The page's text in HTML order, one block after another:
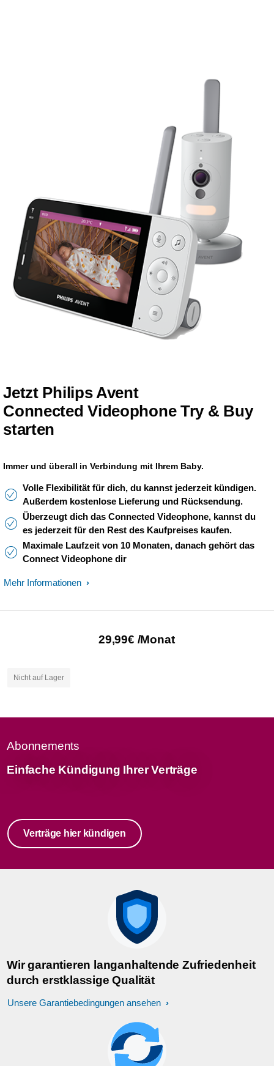
Jetzt Philips Avent
Connected Videophone Try & Buy
starten
Immer und überall in Verbindung mit Ihrem Baby.
Volle Flexibilität für dich, du kannst jederzeit kündigen.
Außerdem kostenlose Lieferung und Rücksendung.
​Überzeugt dich das Connected Videophone, kannst du
es jederzeit für den Rest des Kaufpreises kaufen.
Maximale Laufzeit von 10 Monaten, danach gehört das
Connect Videophone dir
Mehr Informationen
29,99€ /Monat
Nicht auf Lager
Abonnements
Einfache Kündigung Ihrer Verträge
Verträge hier kündigen
Wir garantieren langanhaltende Zufriedenheit
durch erstklassige Qualität
Unsere Garantiebedingungen ansehen